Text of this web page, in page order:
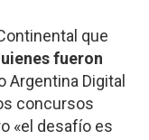
que
fueron
Argentina Digital
concursos
«el desafío es